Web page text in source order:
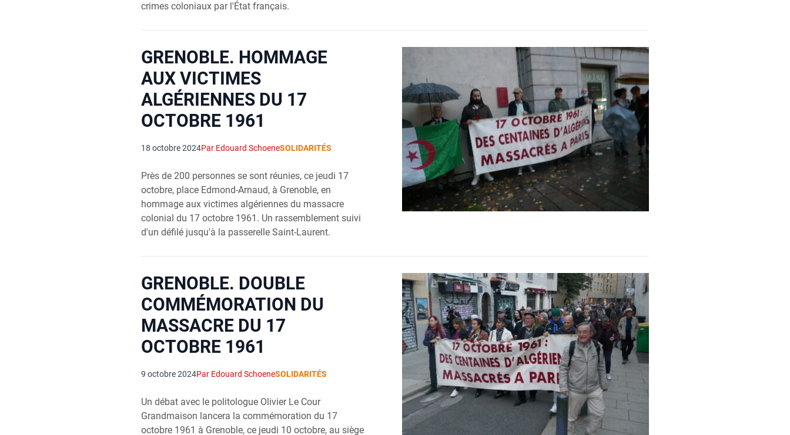
crimes coloniaux par l'État français.
GRENOBLE. HOMMAGE
AUX VICTIMES
ALGÉRIENNES DU 17
OCTOBRE 1961
18 octobre 2024Par Edouard SchoeneSOLIDARITÉS
Près de 200 personnes se sont réunies, ce jeudi 17
octobre, place Edmond-Arnaud, à Grenoble, en
hommage aux victimes algériennes du massacre
colonial du 17 octobre 1961. Un rassemblement suivi
d'un défilé jusqu'à la passerelle Saint-Laurent.
GRENOBLE. DOUBLE
COMMÉMORATION DU
MASSACRE DU 17
OCTOBRE 1961
9 octobre 2024Par Edouard SchoeneSOLIDARITÉS
Un débat avec le politologue Olivier Le Cour
Grandmaison lancera la commémoration du 17
octobre 1961 à Grenoble, ce jeudi 10 octobre, au siège